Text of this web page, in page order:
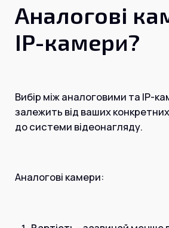
Головна
Телебачення
Домофонія
Контакти
Замовити
Аналогові
IP-камери?
Вибір між аналоговими та IP-
залежить від ваших
до системи відеонагляду.
Аналогові камери: